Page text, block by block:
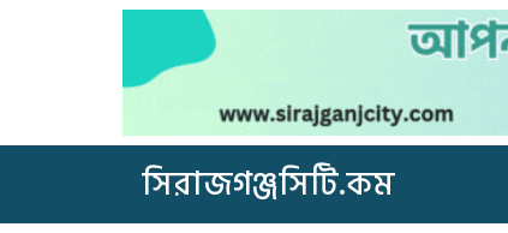
সিরাজগঞ্জসিটি.কম